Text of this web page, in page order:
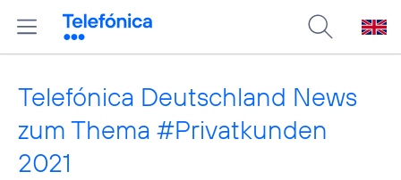
Telefónica Deutschland News
zum Thema #Privatkunden
2021